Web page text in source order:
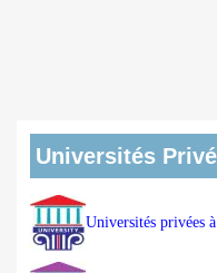
Universités
Universités privées